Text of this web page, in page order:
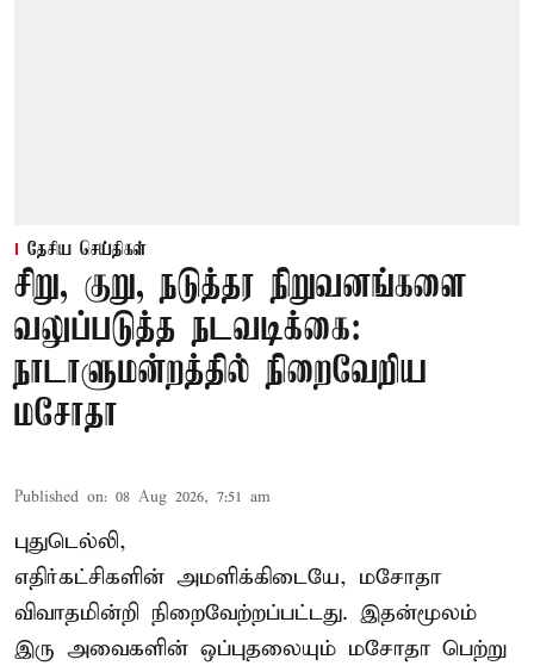
தேசிய செய்திகள்
சிறு, குறு, நடுத்தர நிறுவனங்களை
வலுப்படுத்த நடவடிக்கை:
நாடாளுமன்றத்தில் நிறைவேறிய
மசோதா
Published on: 08 Aug 2026, 7:51 am
புதுடெல்லி,
எதிர்கட்சிகளின் அமளிக்கிடையே, மசோதா
விவாதமின்றி நிறைவேற்றப்பட்டது. இதன்மூலம்
இரு அவைகளின் ஒப்புதலையும் மசோதா பெற்று